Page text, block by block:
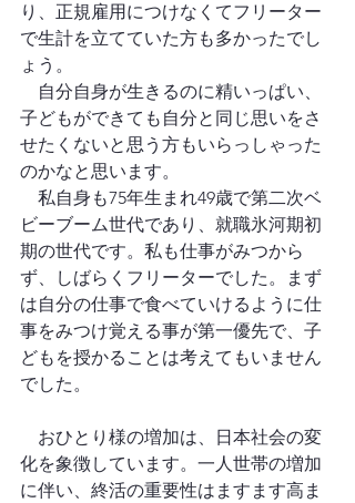
り、正規雇用につけなくてフリーター
で生計を立てていた方も多かったでし
ょう。
自分自身が生きるのに精いっぱい、
子どもができても自分と同じ思いをさ
せたくないと思う方もいらっしゃった
のかなと思います。
私自身も75年生まれ49歳で第二次ベ
ビーブーム世代であり、就職氷河期初
期の世代です。私も仕事がみつから
ず、しばらくフリーターでした。まず
は自分の仕事で食べていけるように仕
事をみつけ覚える事が第一優先で、子
どもを授かることは考えてもいません
でした。
おひとり様の増加は、日本社会の変
化を象徴しています。一人世帯の増加
に伴い、終活の重要性はますます高ま